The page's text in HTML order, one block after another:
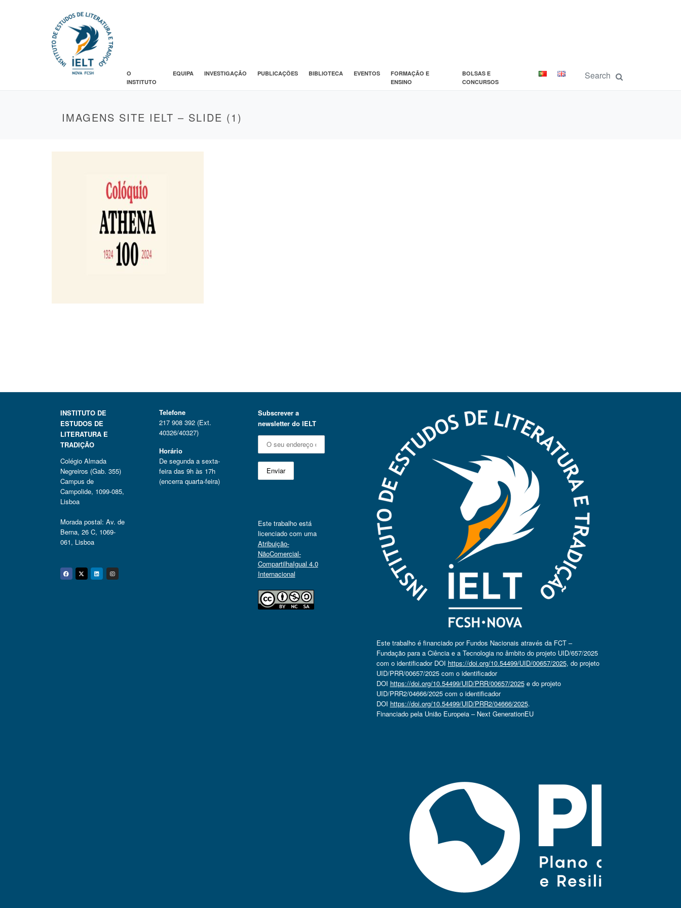
O
INSTITUTO
EQUIPA INVESTIGAÇÃO PUBLICAÇÕES BIBLIOTECA EVENTOS
FORMAÇÃO E
ENSINO
BOLSAS E
CONCURSOS
IMAGENS SITE IELT – SLIDE (1)
INSTITUTO DE
ESTUDOS DE
LITERATURA E
TRADIÇÃO
Colégio Almada
Negreiros (Gab. 355)
Campus de
Campolide, 1099-085,
Lisboa
Morada postal: Av. de
Berna, 26 C, 1069-
061, Lisboa
Facebook
Twitter
Linkedin
Instagram
Telefone
217 908 392 (Ext.
40326/40327)
Horário
De segunda a sexta-
feira das 9h às 17h
(encerra quarta-feira)
Subscrever a
newsletter do IELT
Este trabalho está
licenciado com uma
Atribuição-
NãoComercial-
CompartilhaIgual 4.0
Internacional
Este trabalho é financiado por Fundos Nacionais através da FCT –
Fundação para a Ciência e a Tecnologia no âmbito do projeto UID/657/2025
com o identificador DOI https://doi.org/10.54499/UID/00657/2025, do projeto
UID/PRR/00657/2025 com o identificador
DOI https://doi.org/10.54499/UID/PRR/00657/2025e do projeto
UID/PRR2/04666/2025 com o identificador
DOI https://doi.org/10.54499/UID/PRR2/04666/2025.
Financiado pela União Europeia – Next GenerationEU